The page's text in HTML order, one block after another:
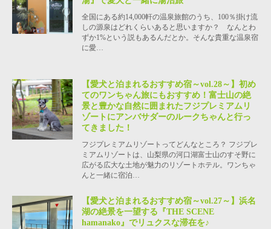
全国にある約14,000軒の温泉旅館のうち、100％掛け流
しの源泉はどれくらいあると思いますか？ なんとわ
ずか1%という説もあるんだとか。そんな貴重な温泉宿
に愛…
【愛犬と泊まれるおすすめ宿～vol.28～】初め
てのワンちゃん旅にもおすすめ！富士山の絶
景と豊かな自然に囲まれたフジプレミアムリ
ゾートにアンバサダーのルークちゃんと行っ
てきました！
フジプレミアムリゾートってどんなところ？ フジプレ
ミアムリゾートは、山梨県の河口湖富士山のすそ野に
広がる広大な土地が魅力のリゾートホテル。ワンちゃ
んと一緒に宿泊…
【愛犬と泊まれるおすすめ宿～vol.27～】浜名
湖の絶景を一望する『THE SCENE
hamanako』でリュクスな滞在を♪